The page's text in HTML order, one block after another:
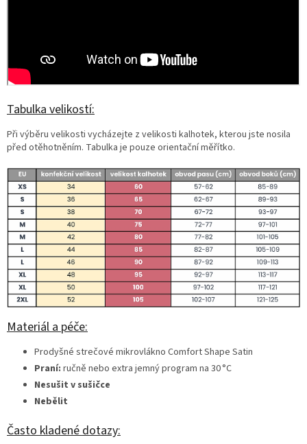
Tabulka velikostí:
Při výběru velikosti vycházejte z velikosti kalhotek, kterou jste nosila
před otěhotněním. Tabulka je pouze orientační měřítko.
Materiál a péče:
Prodyšné strečové mikrovlákno Comfort Shape Satin
Praní: ručně nebo extra jemný program na 30 °C
Nesušit v sušičce
Nebělit
Často kladené dotazy: